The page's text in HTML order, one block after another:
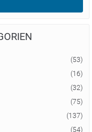
(53)
(16)
(32)
(75)
(137)
(54)